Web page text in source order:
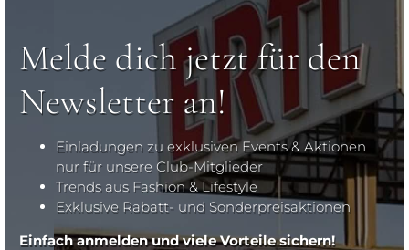
Melde dich jetzt für den
Newsletter an!
Einladungen zu exklusiven Events & Aktionen
nur für unsere Club-Mitglieder
Trends aus Fashion & Lifestyle
Exklusive Rabatt- und Sonderpreisaktionen
Einfach anmelden und viele Vorteile sichern!